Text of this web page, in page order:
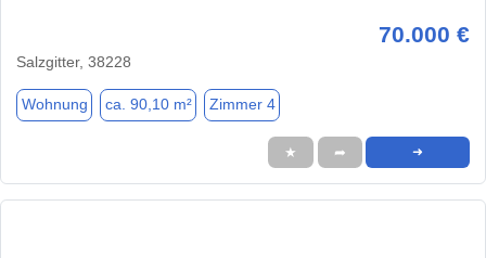
70.000 €
Salzgitter, 38228
Wohnung ca. 90,10 m² Zimmer 4
★ ➦ ➜